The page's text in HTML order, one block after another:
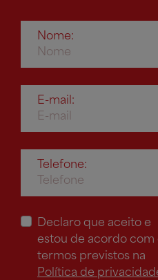
Nome:
E-mail:
Telefone:
Declaro que aceito e
estou de acordo com
termos previstos na
Política de